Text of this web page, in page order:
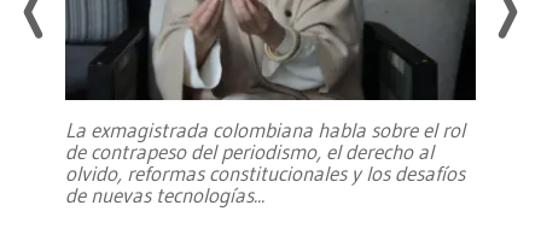
La exmagistrada colombiana habla sobre el rol
de contrapeso del periodismo, el derecho al
olvido, reformas constitucionales y los desafíos
de nuevas tecnologías...